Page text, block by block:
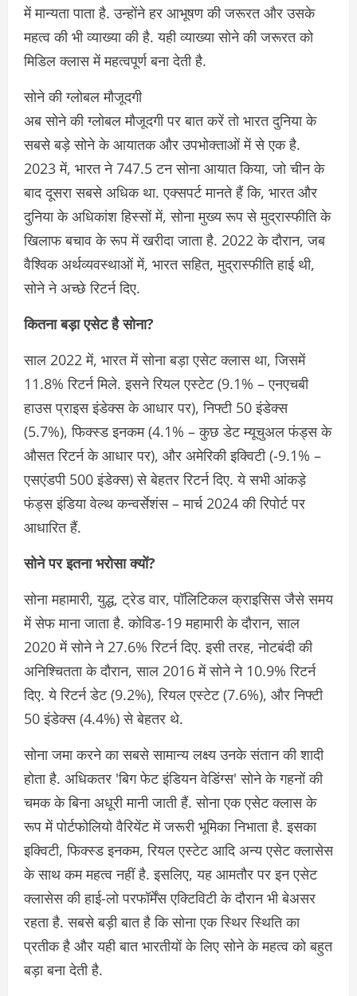
में मान्यता पाता है. उन्होंने हर आभूषण की जरूरत और उसके
महत्व की भी व्याख्या की है. यही व्याख्या सोने की जरूरत को
मिडिल क्लास में महत्वपूर्ण बना देती है.
सोने की ग्लोबल मौजूदगी
अब सोने की ग्लोबल मौजूदगी पर बात करें तो भारत दुनिया के
सबसे बड़े सोने के आयातक और उपभोक्ताओं में से एक है.
2023 में, भारत ने 747.5 टन सोना आयात किया, जो चीन के
बाद दूसरा सबसे अधिक था. एक्सपर्ट मानते हैं कि, भारत और
दुनिया के अधिकांश हिस्सों में, सोना मुख्य रूप से मुद्रास्फीति के
खिलाफ बचाव के रूप में खरीदा जाता है. 2022 के दौरान, जब
वैश्विक अर्थव्यवस्थाओं में, भारत सहित, मुद्रास्फीति हाई थी,
सोने ने अच्छे रिटर्न दिए.
कितना बड़ा एसेट है सोना?
साल 2022 में, भारत में सोना बड़ा एसेट क्लास था, जिसमें
11.8% रिटर्न मिले. इसने रियल एस्टेट (9.1% – एनएचबी
हाउस प्राइस इंडेक्स के आधार पर), निफ्टी 50 इंडेक्स
(5.7%), फिक्स्ड इनकम (4.1% – कुछ डेट म्यूचुअल फंड्स के
औसत रिटर्न के आधार पर), और अमेरिकी इक्विटी (-9.1% –
एसएंडपी 500 इंडेक्स) से बेहतर रिटर्न दिए. ये सभी आंकड़े
फंड्स इंडिया वेल्थ कन्वर्सेशंस – मार्च 2024 की रिपोर्ट पर
आधारित हैं.
सोने पर इतना भरोसा क्यों?
सोना महामारी, युद्ध, ट्रेड वार, पॉलिटिकल क्राइसिस जैसे समय
में सेफ माना जाता है. कोविड-19 महामारी के दौरान, साल
2020 में सोने ने 27.6% रिटर्न दिए. इसी तरह, नोटबंदी की
अनिश्चितता के दौरान, साल 2016 में सोने ने 10.9% रिटर्न
दिए. ये रिटर्न डेट (9.2%), रियल एस्टेट (7.6%), और निफ्टी
50 इंडेक्स (4.4%) से बेहतर थे.
सोना जमा करने का सबसे सामान्य लक्ष्य उनके संतान की शादी
होता है. अधिकतर 'बिग फेट इंडियन वेडिंग्स' सोने के गहनों की
चमक के बिना अधूरी मानी जाती हैं. सोना एक एसेट क्लास के
रूप में पोर्टफोलियो वैरियेंट में जरूरी भूमिका निभाता है. इसका
इक्विटी, फिक्स्ड इनकम, रियल एस्टेट आदि अन्य एसेट क्लासेस
के साथ कम महत्व नहीं है. इसलिए, यह आमतौर पर इन एसेट
क्लासेस की हाई-लो परफॉर्मेंस एक्टिविटी के दौरान भी बेअसर
रहता है. सबसे बड़ी बात है कि सोना एक स्थिर स्थिति का
प्रतीक है और यही बात भारतीयों के लिए सोने के महत्व को बहुत
बड़ा बना देती है.